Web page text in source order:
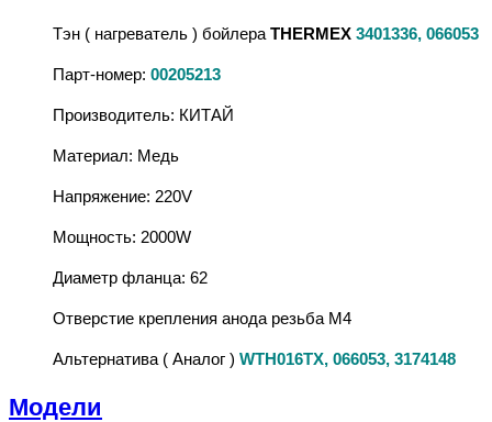
Тэн ( нагреватель ) бойлера THERMEX 3401336, 066053
Парт-номер: 00205213
Производитель: КИТАЙ
Материал: Медь
Напряжение: 220V
Мощность: 2000W
Диаметр фланца: 62
Отверстие крепления анода резьба M4
Альтернатива ( Аналог ) WTH016TX, 066053, 3174148
Модели